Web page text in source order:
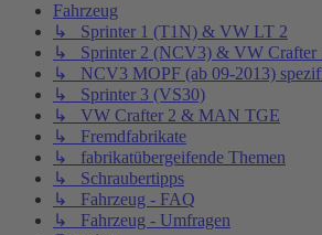
Fahrzeug
↳ Sprinter 1 (T1N) & VW LT 2
↳ Sprinter 2 (NCV3) & VW Crafter
↳ NCV3 MOPF (ab 09-2013)
↳ Sprinter 3 (VS30)
↳ VW Crafter 2 & MAN TGE
↳ Fremdfabrikate
↳ fabrikatübergeifende Themen
↳ Schraubertipps
↳ Fahrzeug - FAQ
↳ Fahrzeug - Umfragen